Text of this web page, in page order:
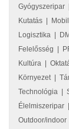
Gyógyszeripar
Kutatás
Mobil
Logisztika
Felelősség
Kultúra
Környezet|
Technológia
Élelmiszeripar
Outdoor/indoor